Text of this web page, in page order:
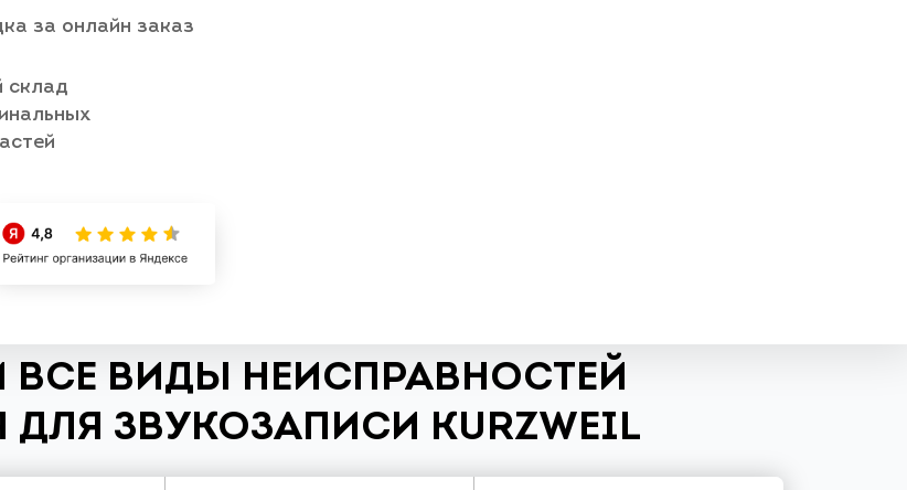
за онлайн заказ
склад
ВСЕ ВИДЫ НЕИСПРАВНОСТЕЙ
ЗВУКОЗАПИСИ KURZWEIL